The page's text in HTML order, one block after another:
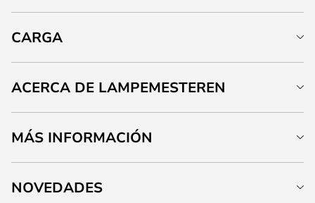
CARGA
ACERCA DE LAMPEMESTEREN
MÁS INFORMACIÓN
NOVEDADES